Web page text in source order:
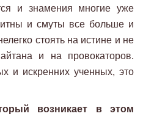
и знамения многие уже
и смуты все больше и
стоять на истине и не
и на провокаторов.
и искренних ученных, это
возникает в этом